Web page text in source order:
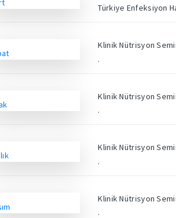
Türkiye Enfeksiyon
Klinik Nütrisyon
.
Klinik Nütrisyon
.
Klinik Nütrisyon
.
Klinik Nütrisyon
.